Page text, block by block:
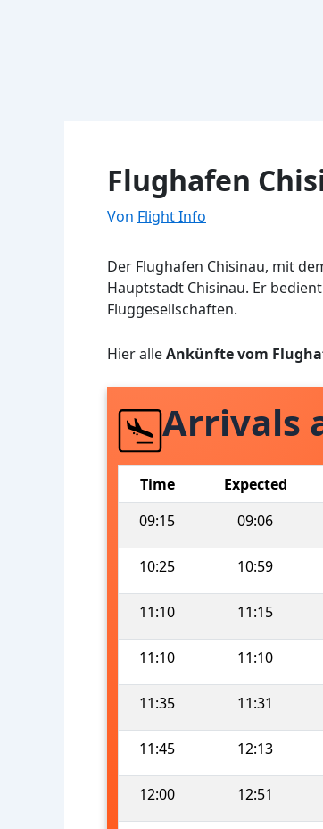
Flughafen
Von Flight Info
Der Flughafen Chisinau, mit
Hauptstadt Chisinau. Er
Fluggesellschaften.
Hier alleAnkünfte vom
Arrivals
Time Expected
09:15
09:06
10:25 10:59
11:10 11:15
11:10 11:10
11:35 11:31
11:45 12:13
12:00 12:51